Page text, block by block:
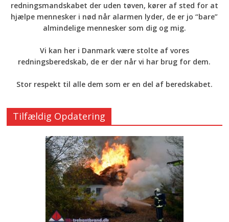
redningsmandskabet der uden tøven, kører af sted for at
hjælpe mennesker i nød når alarmen lyder, de er jo “bare”
almindelige mennesker som dig og mig.
Vi kan her i Danmark være stolte af vores
redningsberedskab, de er der når vi har brug for dem.
Stor respekt til alle dem som er en del af beredskabet.
Tilfældig Opdatering